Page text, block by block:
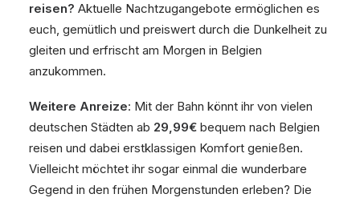
reisen? Aktuelle Nachtzugangebote ermöglichen es
euch, gemütlich und preiswert durch die Dunkelheit zu
gleiten und erfrischt am Morgen in Belgien
anzukommen.
Weitere Anreize: Mit der Bahn könnt ihr von vielen
deutschen Städten ab 29,99€ bequem nach Belgien
reisen und dabei erstklassigen Komfort genießen.
Vielleicht möchtet ihr sogar einmal die wunderbare
Gegend in den frühen Morgenstunden erleben? Die